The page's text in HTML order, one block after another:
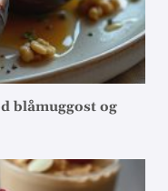
blåmuggost og